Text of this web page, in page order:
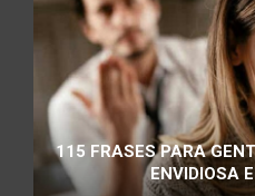
115 FRASES PARA
ENVIDIOSA